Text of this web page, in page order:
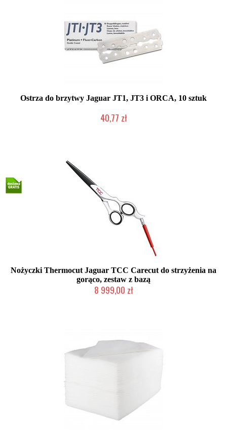
Ostrza do brzytwy Jaguar JT1, JT3 i ORCA, 10 sztuk
40,77 zł
Nożyczki Thermocut Jaguar TCC Carecut do strzyżenia na
gorąco, zestaw z bazą
8 999,00 zł